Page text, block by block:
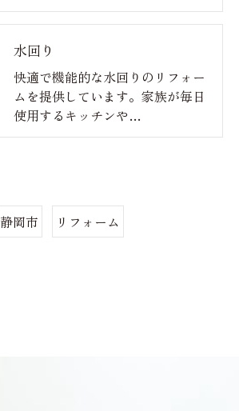
水回り
快適で機能的な水回りのリフォー
ムを提供しています。家族が毎日
使用するキッチンや…
静岡市 リフォーム